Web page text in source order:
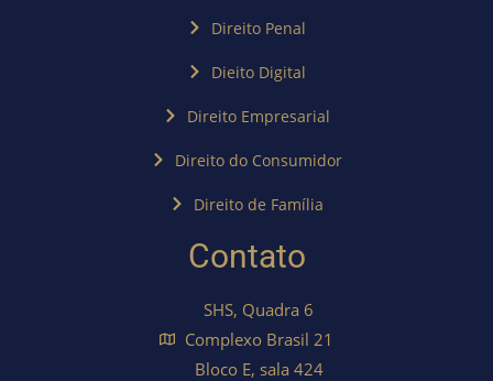
Direito Penal
Dieito Digital
Direito Empresarial
Direito do Consumidor
Direito de Família
Contato
SHS, Quadra 6
Complexo Brasil 21
Bloco E, sala 424